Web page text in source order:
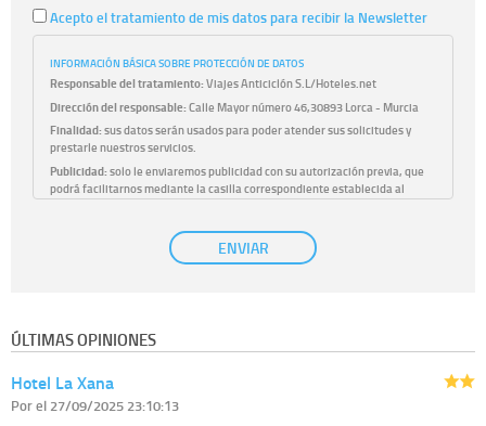
Acepto el tratamiento de mis datos para recibir la Newsletter
INFORMACIÓN BÁSICA SOBRE PROTECCIÓN DE DATOS
Responsable del tratamiento:Viajes Anticiclón S.L/Hoteles.net
Dirección del responsable:Calle Mayor número 46,30893 Lorca - Murcia
Finalidad:sus datos serán usados para poder atender sus solicitudes y
prestarle nuestros servicios.
Publicidad:solo le enviaremos publicidad con su autorización previa, que
podrá facilitarnos mediante la casilla correspondiente establecida al
únicamente trataremos sus datos con su consentimiento
previo, que podrá facilitarnos mediante la casilla correspondiente
Derechos:tiene derecho a saber qué información tenemos sobre usted,
disponible en nuestra página web.
Información complementaria:
ENVIAR
ÚLTIMAS OPINIONES
Hotel La Xana
Porel 27/09/2025 23:10:13